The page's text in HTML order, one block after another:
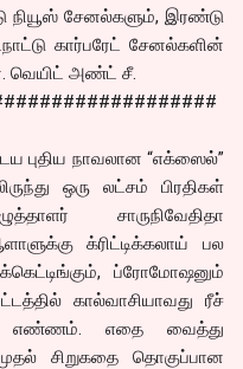
நியூஸ் சேனல்களும், இரண்டு
கார்பரேட் சேனல்களின்
வெயிட் அண்ட் சீ.
புதிய நாவலான “எக்ஸைல்”
ஒரு லட்சம் பிரதிகள்
சாருநிவேதிதா
க்ரிட்டிக்கலாய் பல
ப்ரோமோஷனும்
கால்வாசியாவது ரீச்
என் எண்ணம். எதை வைத்து
சிறுகதை தொகுப்பான